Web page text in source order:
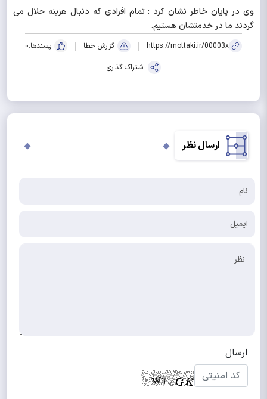
وی در پایان خاطر نشان کرد : تمام افرادی که دنبال هزینه حلال می
گردند ما در خدمتشان هستیم.
https://mottaki.ir/00003x گزارش خطا پسندها:0
اشتراک گذاری
ارسال نظر